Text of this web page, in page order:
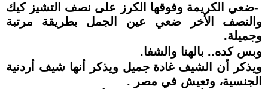
-ضعي الكريمة وفوقها الكرز على نصف التشيز كيك
والنصف الأخر ضعي عين الجمل بطريقة مرتبة
وجميلة.
وبس كده.. بالهنا والشفا.
ويذكر أن الشيف غادة جميل ويذكر أنها شيف أردنية
الجنسية، وتعيش في مصر .